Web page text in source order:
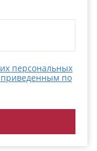
персональных
приведенным по